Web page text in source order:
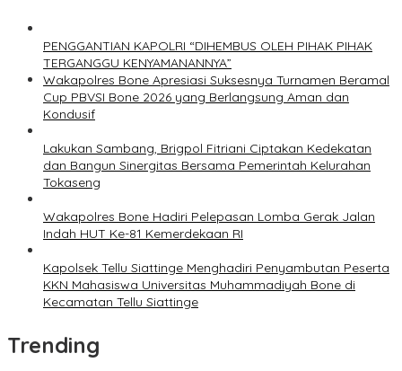
PENGGANTIAN KAPOLRI “DIHEMBUS OLEH PIHAK PIHAK
TERGANGGU KENYAMANANNYA”
Wakapolres Bone Apresiasi Suksesnya Turnamen Beramal
Cup PBVSI Bone 2026 yang Berlangsung Aman dan
Kondusif
Lakukan Sambang, Brigpol Fitriani Ciptakan Kedekatan
dan Bangun Sinergitas Bersama Pemerintah Kelurahan
Tokaseng
Wakapolres Bone Hadiri Pelepasan Lomba Gerak Jalan
Indah HUT Ke-81 Kemerdekaan RI
Kapolsek Tellu Siattinge Menghadiri Penyambutan Peserta
KKN Mahasiswa Universitas Muhammadiyah Bone di
Kecamatan Tellu Siattinge
Trending